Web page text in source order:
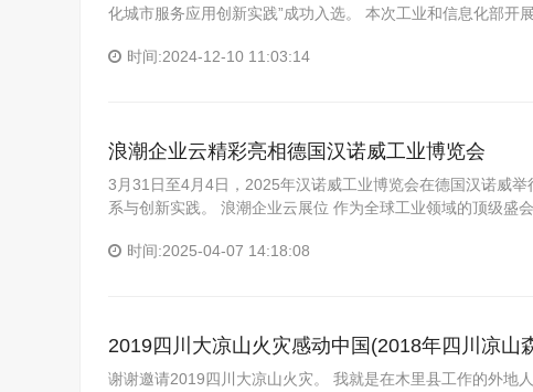
化城市服务应用创新实践”成功入选。 本次工业和信息化部开
时间:2024-12-10 11:03:14
浪潮企业云精彩亮相德国汉诺威工业博览会
3月31日至4月4日，2025年汉诺威工业博览会在德国汉诺威
系与创新实践。 浪潮企业云展位 作为全球工业领域的顶级盛
时间:2025-04-07 14:18:08
2019四川大凉山火灾感动中国(2018年四川凉山
谢谢邀请2019四川大凉山火灾。 我就是在木里县工作的外地